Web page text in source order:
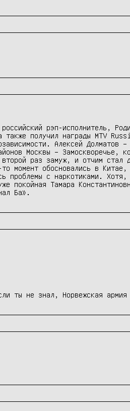
рэп-исполнитель,
а также получил награды
Алексей Долматов
Москвы – Замоскворечье,
раз замуж, и отчим стал
момент обосновались в
проблемы с наркотиками.
покойная Тамара
ты не знал, Норвежская